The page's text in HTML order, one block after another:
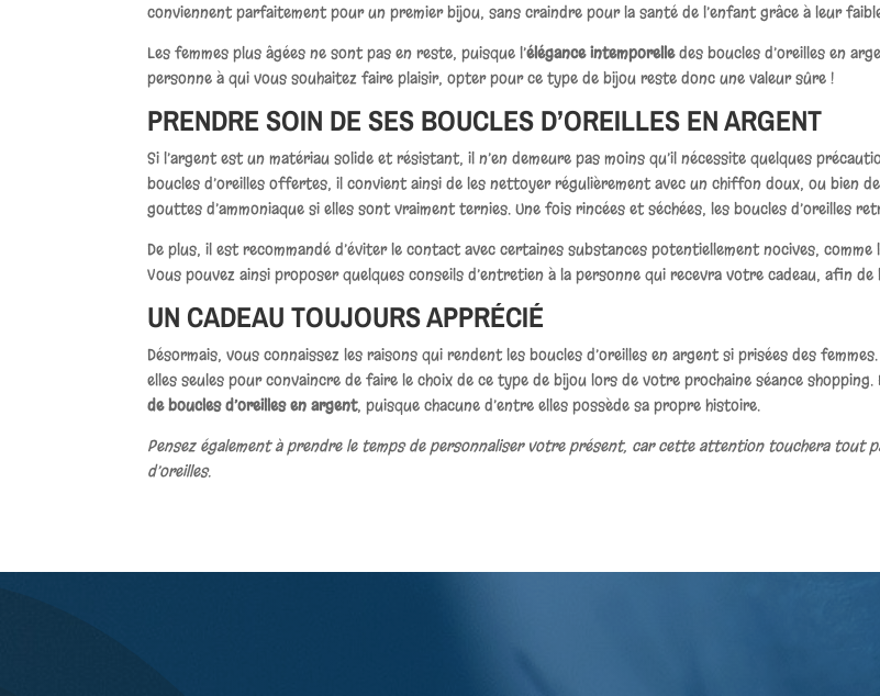
conviennent parfaitement pour un premier bijou, sans craindre pour la santé de l’enfant grâce à leur
Les femmes plus âgées ne sont pas en reste, puisque l’élégance intemporelledes boucles d’oreilles en
personne à qui vous souhaitez faire plaisir, opter pour ce type de bijou reste donc une valeur sûre !
PRENDRE SOIN DE SES BOUCLES D’OREILLES EN ARGENT
Si l’argent est un matériau solide et résistant, il n’en demeure pas moins qu’il nécessite quelques
boucles d’oreilles offertes, il convient ainsi de les nettoyer régulièrement avec un chiffon doux, ou bien
gouttes d’ammoniaque si elles sont vraiment ternies. Une fois rincées et séchées, les boucles d’oreilles
De plus, il est recommandé d’éviter le contact avec certaines substances potentiellement nocives,
Vous pouvez ainsi proposer quelques conseils d’entretien à la personne qui recevra votre cadeau, afin
UN CADEAU TOUJOURS APPRÉCIÉ
Désormais, vous connaissez les raisons qui rendent les boucles d’oreilles en argent si prisées des
elles seules pour convaincre de faire le choix de ce type de bijou lors de votre prochaine séance
de boucles d’oreilles en argent, puisque chacune d’entre elles possède sa propre histoire.
Pensez également à prendre le temps de personnaliser votre présent, car cette attention touchera tout
d’oreilles.